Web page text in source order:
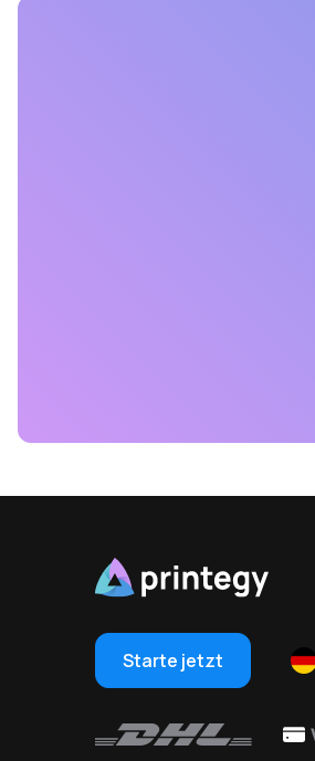
Starte jetzt